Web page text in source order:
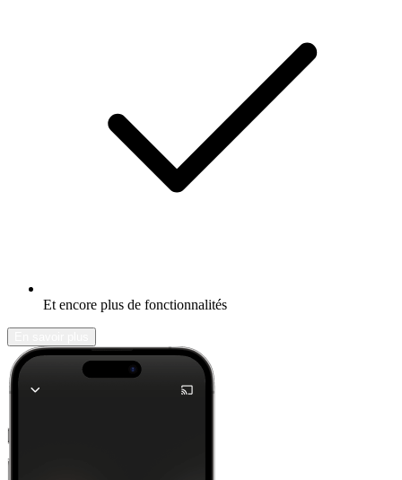
Et encore plus de fonctionnalités